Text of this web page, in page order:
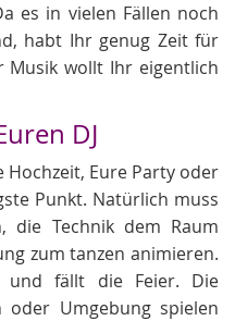
es in vielen Fällen noch
habt Ihr genug Zeit für
Musik wollt Ihr eigentlich
DJ
Eure Party oder
Punkt. Natürlich muss
die Technik dem Raum
zum tanzen animieren.
fällt die Feier. Die
oder Umgebung spielen